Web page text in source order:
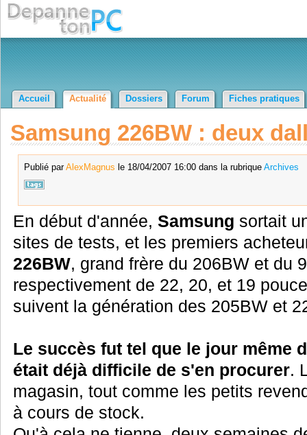
Accueil Actualité Dossiers Forum Fiches pratiques
Samsung 226BW : deux
Publié parAlexMagnus le 18/04/2007 16:00 dans la rubrique Archives
En début d'année, Samsung sortait
sites de tests, et les premiers
226BW, grand frère du 206BW et du
respectivement de 22, 20, et 19
suivent la génération des 205BW et
Le succès fut tel que le jour même
était déjà difficile de s'en procurer.
magasin, tout comme les petits
à cours de stock.